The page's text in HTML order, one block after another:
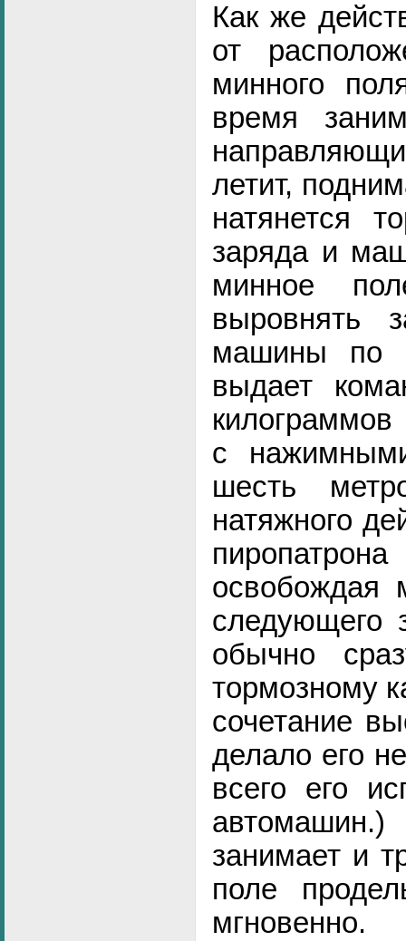
Как же
от
минного
время
летит,
натянется
заряда и
минное
выровнять
машины по
выдает
килограммов
с
шесть
натяжного
освобождая
следующего
обычно
тормозному
сочетание
делало его
всего его
занимает и
поле
мгновенно.